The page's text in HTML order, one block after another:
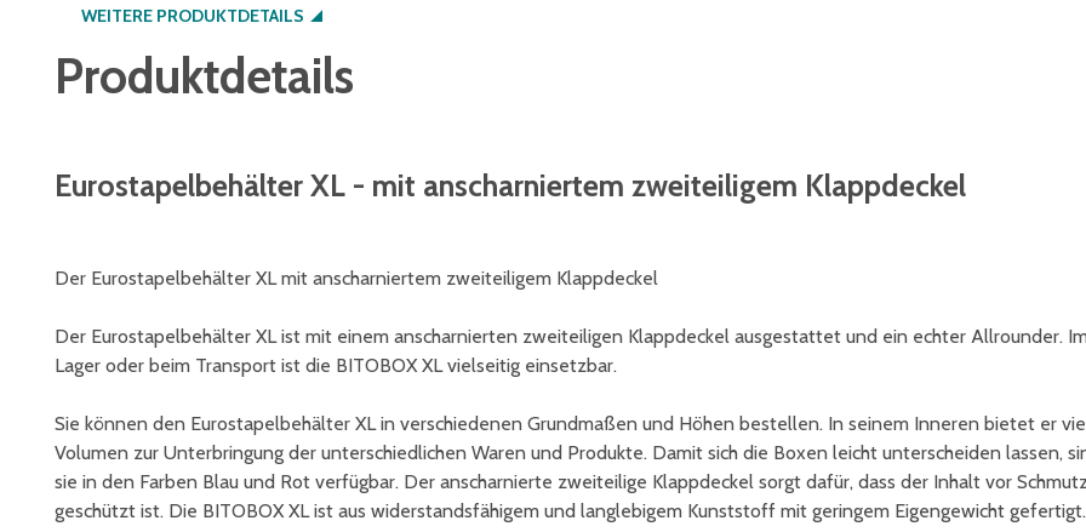
WEITERE PRODUKTDETAILS
Produktdetails
Eurostapelbehälter XL - mit anscharniertem zweiteiligem Klappdeckel
Der Eurostapelbehälter XL mit anscharniertem zweiteiligem Klappdeckel
Der Eurostapelbehälter XL ist mit einem anscharnierten zweiteiligen Klappdeckel ausgestattet und ein echter Allrounder.
Lager oder beim Transport ist die BITOBOX XL vielseitig einsetzbar.
Sie können den Eurostapelbehälter XL in verschiedenen Grundmaßen und Höhen bestellen. In seinem Inneren bietet er
Volumen zur Unterbringung der unterschiedlichen Waren und Produkte. Damit sich die Boxen leicht unterscheiden lassen,
sie in den Farben Blau und Rot verfügbar. Der anscharnierte zweiteilige Klappdeckel sorgt dafür, dass der Inhalt vor
geschützt ist. Die BITOBOX XL ist aus widerstandsfähigem und langlebigem Kunststoff mit geringem Eigengewicht gefertigt.